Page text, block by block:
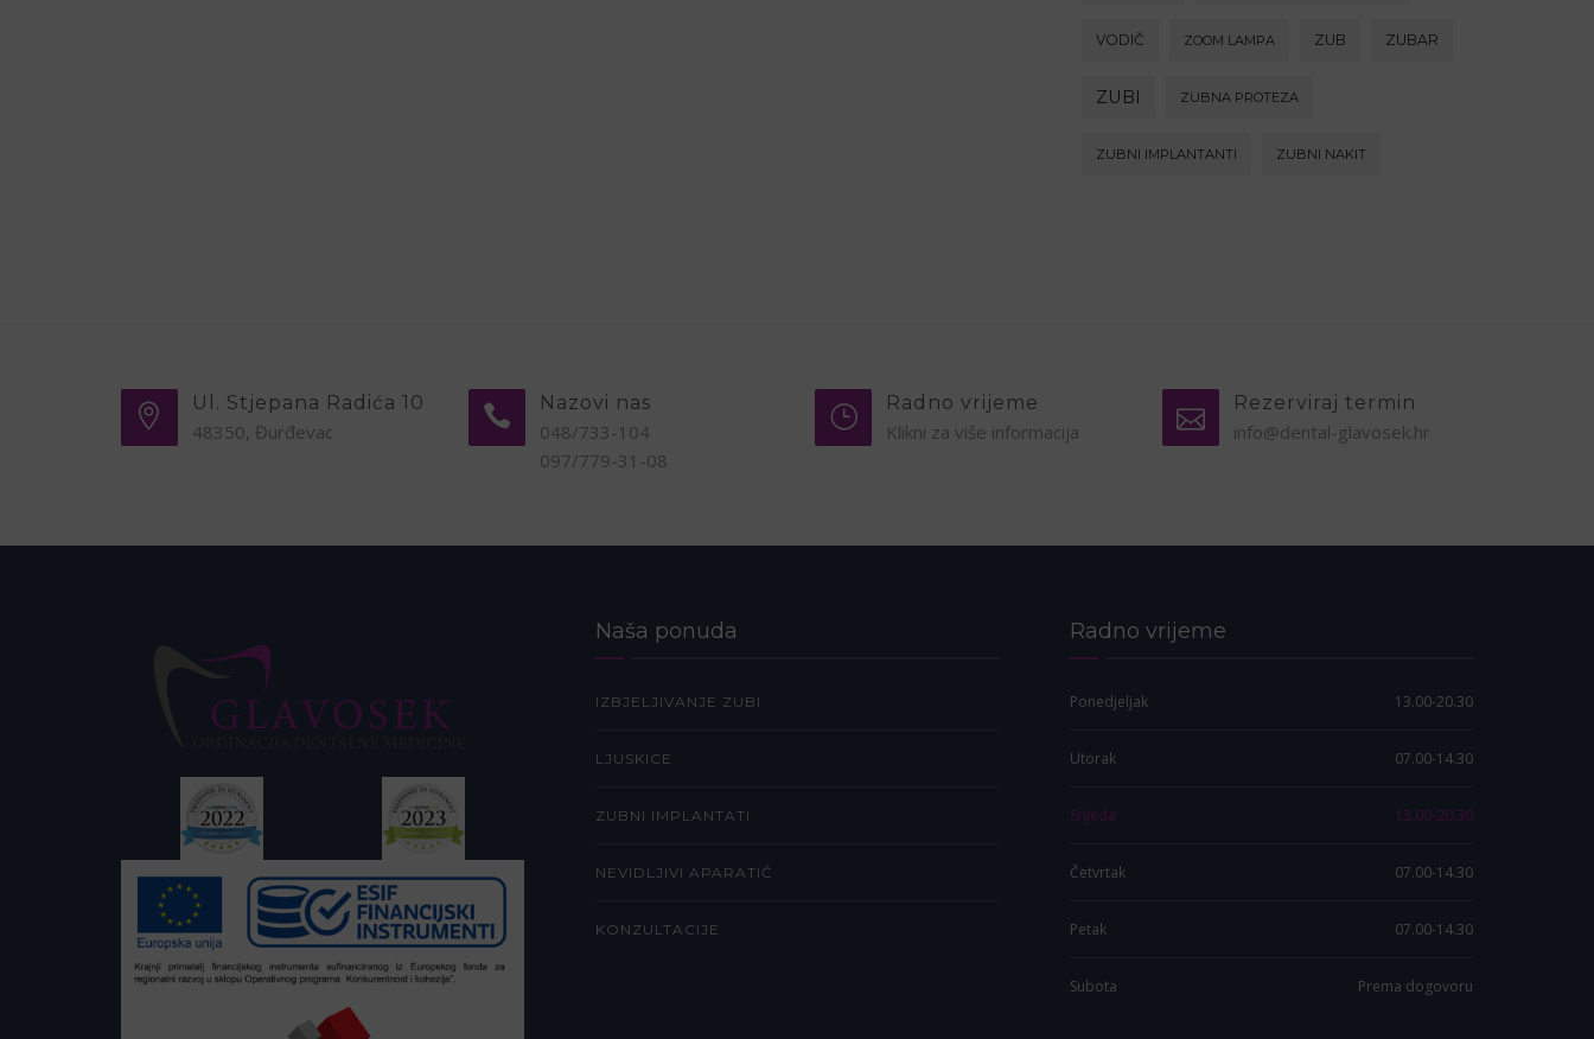
VODIČ ZOOM LAMPA ZUB ZUBAR
ZUBI ZUBNA PROTEZA
ZUBNI IMPLANTANTI ZUBNI NAKIT
Ul. Stjepana Radića 10
48350, Đurđevac
Nazovi nas
048/733-104
097/779-31-08
Radno vrijeme
Klikni za više informacija
Rezerviraj termin
info@dental-glavosek.hr
Naša ponuda
IZBJELJIVANJE ZUBI
LJUSKICE
ZUBNI IMPLANTATI
NEVIDLJIVI APARATIĆ
KONZULTACIJE
Radno vrijeme
Ponedjeljak 13.00-20.30
Utorak 07.00-14.30
Srijeda 13.00-20.30
Četvrtak 07.00-14.30
Petak 07.00-14.30
Subota Prema dogovoru